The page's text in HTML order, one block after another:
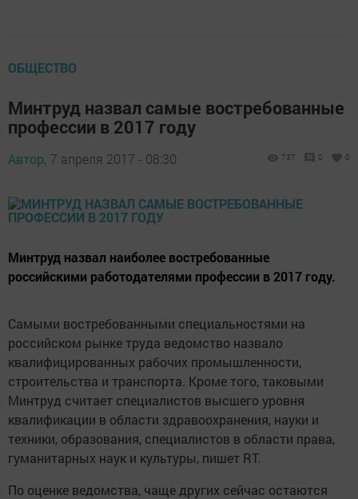
ОБЩЕСТВО
Минтруд назвал самые востребованные
профессии в 2017 году
Автор, 7 апреля 2017 - 08:30 737 0 0
Минтруд назвал наиболее востребованные
российскими работодателями профессии в 2017 году.
Самыми востребованными специальностями на
российском рынке труда ведомство назвало
квалифицированных рабочих промышленности,
строительства и транспорта. Кроме того, таковыми
Минтруд считает специалистов высшего уровня
квалификации в области здравоохранения, науки и
техники, образования, специалистов в области права,
гуманитарных наук и культуры, пишет RT.
По оценке ведомства, чаще других сейчас остаются